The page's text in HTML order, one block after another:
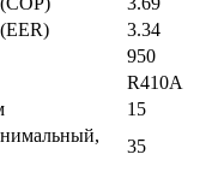
3.34
950
R410А
15
35